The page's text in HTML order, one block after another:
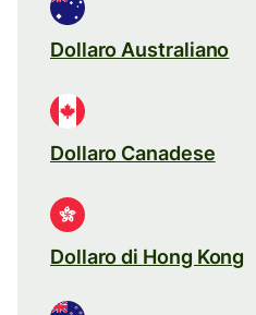
Dollaro Australiano
Dollaro Canadese
Dollaro di Hong Kong